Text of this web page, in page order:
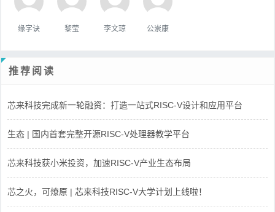
缘字诀 黎莹 李文琼 公崇康
推荐阅读
芯来科技完成新一轮融资：打造一站式RISC-V设计和应用平台
生态 | 国内首套完整开源RISC-V处理器教学平台
芯来科技获小米投资，加速RISC-V产业生态布局
芯之火，可燎原 | 芯来科技RISC-V大学计划上线啦！